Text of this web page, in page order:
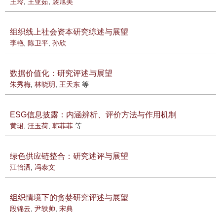
王玲, 王亚茹, 裴旭美
组织线上社会资本研究综述与展望
李艳, 陈卫平, 孙欣
数据价值化：研究评述与展望
朱秀梅, 林晓玥, 王天东 等
ESG信息披露：内涵辨析、评价方法与作用机制
黄珺, 汪玉荷, 韩菲菲 等
绿色供应链整合：研究述评与展望
江怡洒, 冯泰文
组织情境下的贪婪研究评述与展望
段锦云, 尹轶帅, 宋典